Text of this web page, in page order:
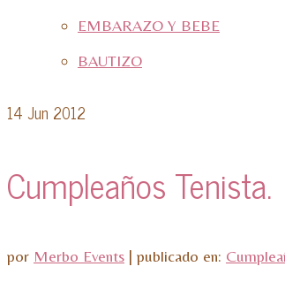
EMBARAZO Y BEBE
BAUTIZO
14 Jun 2012
Cumpleaños Tenista.
por Merbo Events | publicado en: